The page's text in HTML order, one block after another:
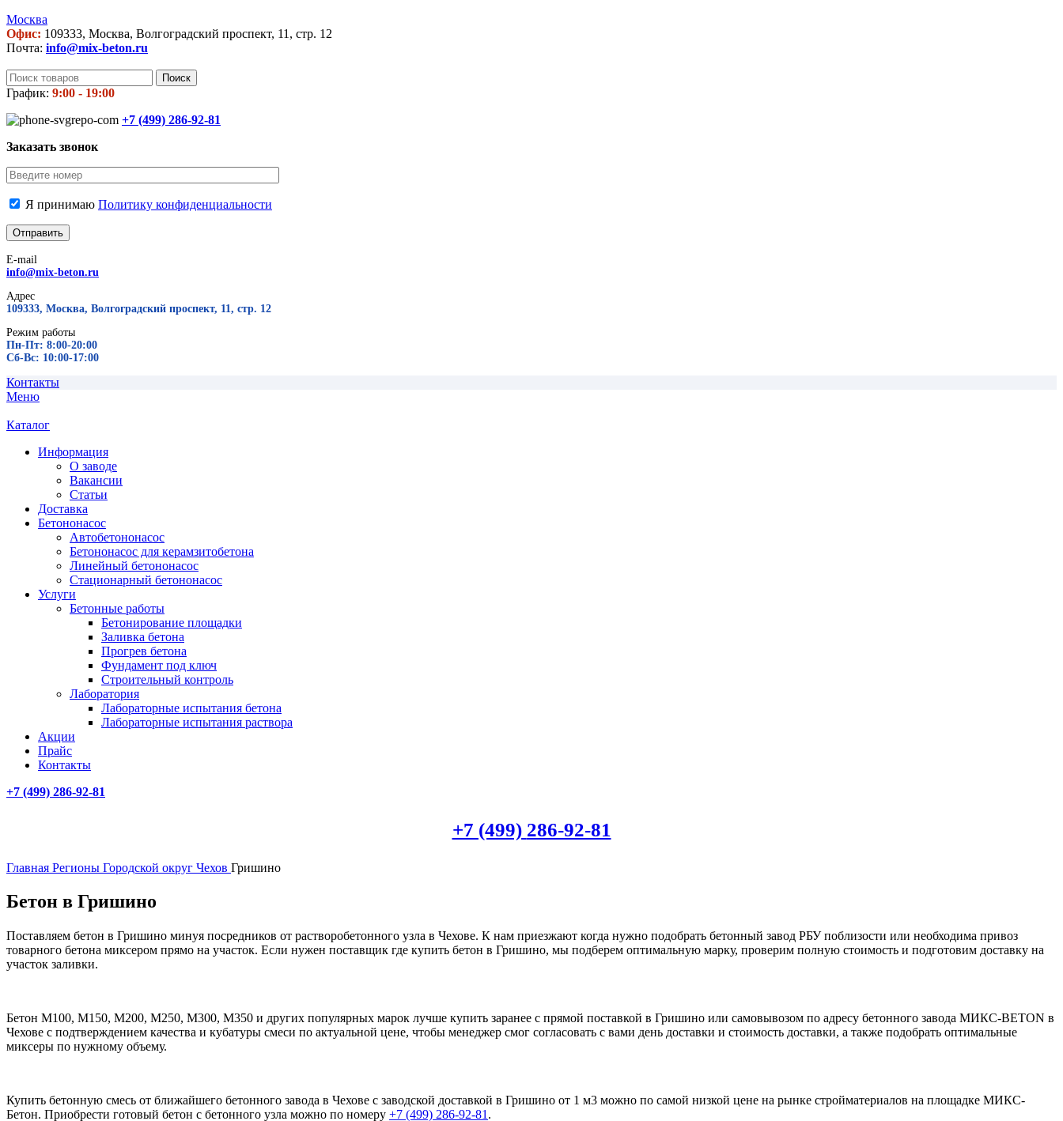
Москва
Офис: 109333, Москва, Волгоградский проспект, 11, стр. 12
Почта: info@mix-beton.ru
Поиск
График: 9:00 - 19:00
+7 (499) 286-92-81
Заказать звонок
Я принимаю Политику конфиденциальности
E-mail
info@mix-beton.ru
Адрес
109333, Москва, Волгоградский проспект, 11, стр. 12
Режим работы
Пн-Пт: 8:00-20:00
Сб-Вс: 10:00-17:00
Контакты
Меню
Каталог
Информация
О заводе
Вакансии
Статьи
Доставка
Бетононасос
Автобетононасос
Бетононасос для керамзитобетона
Линейный бетононасос
Стационарный бетононасос
Услуги
Бетонные работы
Бетонирование площадки
Заливка бетона
Прогрев бетона
Фундамент под ключ
Строительный контроль
Лаборатория
Лабораторные испытания бетона
Лабораторные испытания раствора
Акции
Прайс
Контакты
+7 (499) 286-92-81
+7 (499) 286-92-81
Главная Регионы Городской округ Чехов Гришино
Бетон в Гришино
Поставляем бетон в Гришино минуя посредников от растворобетонного узла в Чехове. К нам приезжают когда нужно подобрать бетонный завод РБУ поблизости или необходима привоз
товарного бетона миксером прямо на участок. Если нужен поставщик где купить бетон в Гришино, мы подберем оптимальную марку, проверим полную стоимость и подготовим доставку на
участок заливки.
Бетон М100, М150, М200, М250, М300, М350 и других популярных марок лучше купить заранее с прямой поставкой в Гришино или самовывозом по адресу бетонного завода МИКС-BETON в
Чехове с подтверждением качества и кубатуры смеси по актуальной цене, чтобы менеджер смог согласовать с вами день доставки и стоимость доставки, а также подобрать оптимальные
миксеры по нужному объему.
Купить бетонную смесь от ближайшего бетонного завода в Чехове с заводской доставкой в Гришино от 1 м3 можно по самой низкой цене на рынке стройматериалов на площадке МИКС-
Бетон. Приобрести готовый бетон с бетонного узла можно по номеру +7 (499) 286-92-81 .